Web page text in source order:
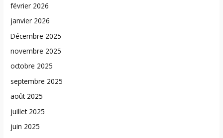
février 2026
janvier 2026
Décembre 2025
novembre 2025
octobre 2025
septembre 2025
août 2025
juillet 2025
juin 2025